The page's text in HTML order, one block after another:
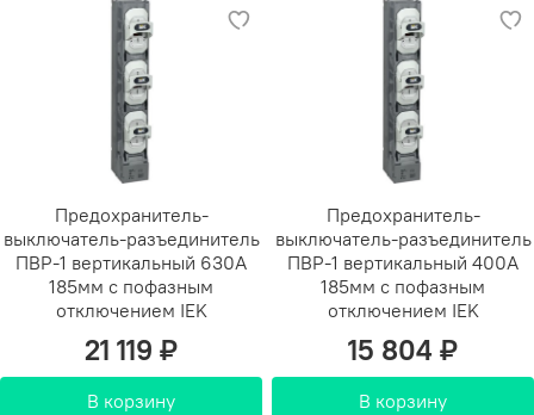
Предохранитель-
выключатель-разъединитель
ПВР-1 вертикальный 630А
185мм с пофазным
отключением IEK
21 119 ₽
В корзину
Предохранитель-
выключатель-разъединитель
ПВР-1 вертикальный 400А
185мм с пофазным
отключением IEK
15 804 ₽
В корзину